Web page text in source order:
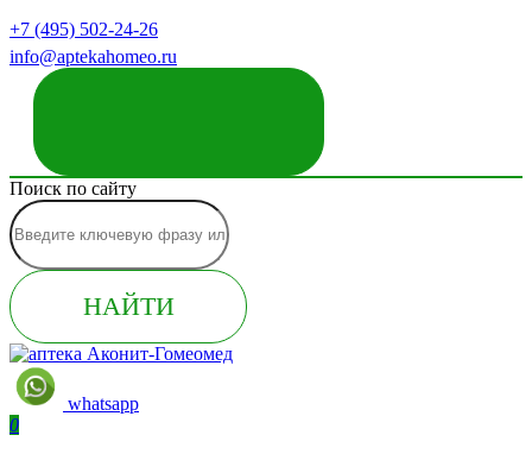
+7 (495) 502-24-26
info@aptekahomeo.ru
Поиск по сайту
НАЙТИ
whatsapp
0